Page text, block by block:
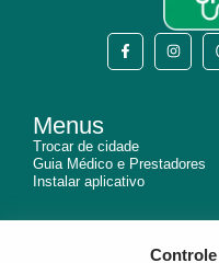
Menus
Trocar de cidade
Guia Médico e Prestadores
Instalar aplicativo